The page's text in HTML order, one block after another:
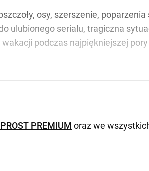
osy, szerszenie, poparzenia
ulubionego serialu, tragiczna
podczas najpiękniejszej
PREMIUM oraz we